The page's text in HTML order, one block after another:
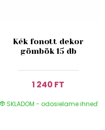
Kék fonott dekor
gömbök 15 db
1 240 FT
SKLADOM - odosielame ihneď